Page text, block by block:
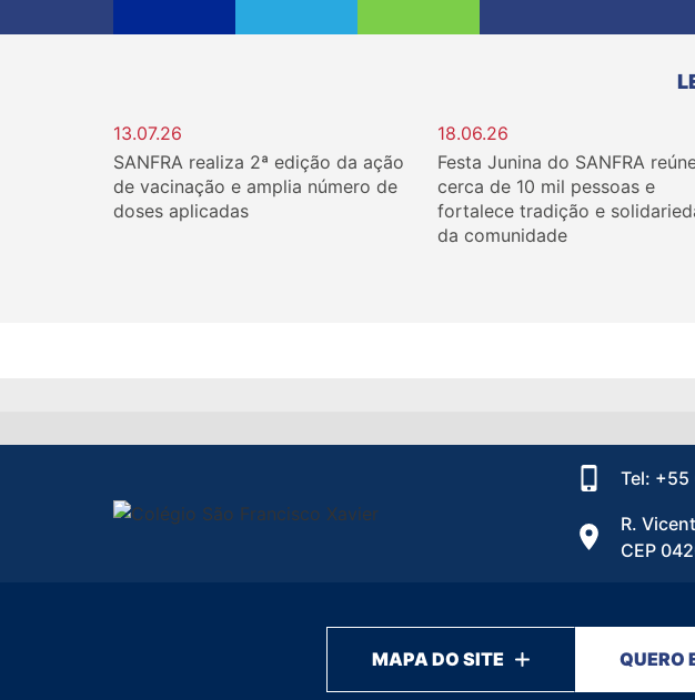
13.07.26
SANFRA realiza 2ª edição da ação
de vacinação e amplia número de
doses aplicadas
18.06.26
Festa Junina do SANFRA
cerca de 10 mil pessoas e
fortalece tradição e
da comunidade
Tel: +55
R.
CEP
MAPA DO SITE QUERO